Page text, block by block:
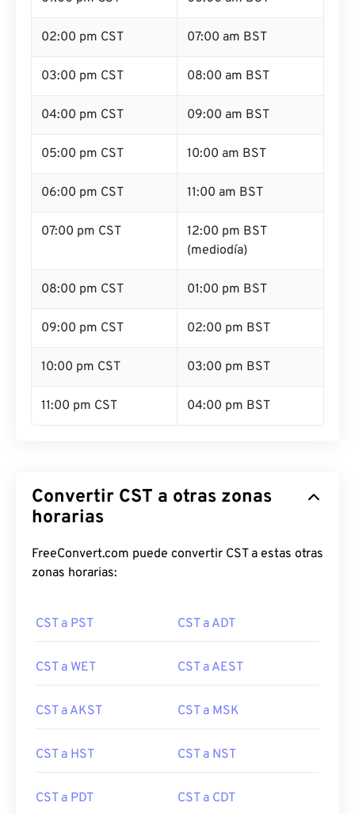
02:00 pm CST 07:00 am BST
03:00 pm CST 08:00 am BST
04:00 pm CST 09:00 am BST
05:00 pm CST 10:00 am BST
06:00 pm CST 11:00 am BST
07:00 pm CST
12:00 pm BST
(mediodía)
08:00 pm CST 01:00 pm BST
09:00 pm CST 02:00 pm BST
10:00 pm CST 03:00 pm BST
11:00 pm CST 04:00 pm BST
Convertir CST a otras zonas
horarias
FreeConvert.com puede convertir CST a estas otras
zonas horarias:
CST a PST CST a ADT
CST a WET CST a AEST
CST a AKST CST a MSK
CST a HST CST a NST
CST a PDT CST a CDT